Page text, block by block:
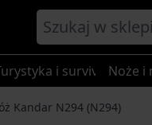
i survival Noże i
Kandar N294 (N294)